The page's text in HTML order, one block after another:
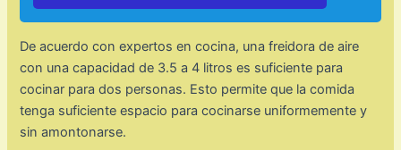
De acuerdo con expertos en cocina, una freidora de aire
con una capacidad de 3.5 a 4 litros es suficiente para
cocinar para dos personas. Esto permite que la comida
tenga suficiente espacio para cocinarse uniformemente y
sin amontonarse.